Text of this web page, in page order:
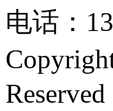
电话：
Reserved